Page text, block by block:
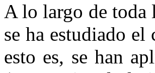
A lo largo de toda
se ha estudiado
esto es, se han